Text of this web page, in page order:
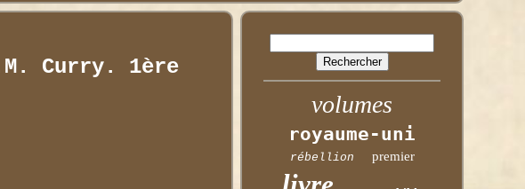
Curry. 1ère
volumes
royaume-uni
rébellion premier